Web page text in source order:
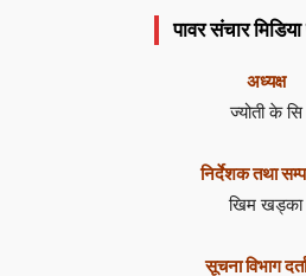
पावर संचार
अध्यक्ष
ज्योती के सि
निर्देशक तथा
खिम खड्का
सूचना विभाग